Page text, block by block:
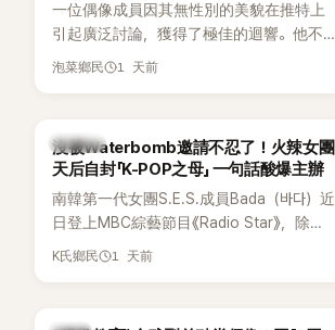
一位偶像成員因其無性別的美貌在推特上
引起廣泛討論，獲得了極佳的迴響。他不
僅外型出眾，舞技也備受讚譽。
泡菜鄉民 1 天前
K-POP
沒被Waterbomb邀請不忍了！火辣女團
天后自封「K-POP之母」 一句話酸爆主辦
南韓第一代女團S.E.S.成員Bada（바다）近
日登上MBC綜藝節目《Radio Star》，除了
分享近況，還罕見公開向夏季音樂節
K氏鄉民 1 天前